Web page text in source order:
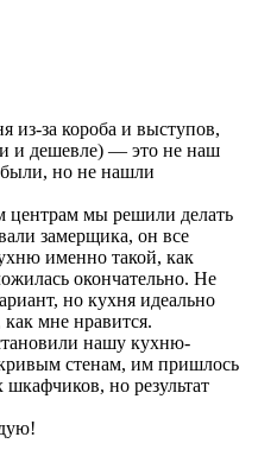
из-за короба и выступов,
и дешевле) — это не наш
но не нашли
центрам мы решили делать
замерщика, он все
именно такой, как
окончательно. Не
но кухня идеально
мне нравится.
нашу кухню-
стенам, им пришлось
но результат